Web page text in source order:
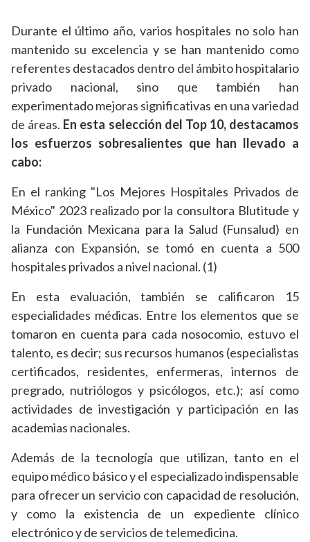
Durante el último año, varios hospitales no solo han
mantenido su excelencia y se han mantenido como
referentes destacados dentro del ámbito hospitalario
privado nacional, sino que también han
experimentado mejoras significativas en una variedad
de áreas. En esta selección del Top 10, destacamos
los esfuerzos sobresalientes que han llevado a
cabo:
En el ranking "Los Mejores Hospitales Privados de
México" 2023 realizado por la consultora Blutitude y
la Fundación Mexicana para la Salud (Funsalud) en
alianza con Expansión, se tomó en cuenta a 500
hospitales privados a nivel nacional. (1)
En esta evaluación, también se calificaron 15
especialidades médicas. Entre los elementos que se
tomaron en cuenta para cada nosocomio, estuvo el
talento, es decir; sus recursos humanos (especialistas
certificados, residentes, enfermeras, internos de
pregrado, nutriólogos y psicólogos, etc.); así como
actividades de investigación y participación en las
academias nacionales.
Además de la tecnología que utilizan, tanto en el
equipo médico básico y el especializado indispensable
para ofrecer un servicio con capacidad de resolución,
y como la existencia de un expediente clínico
electrónico y de servicios de telemedicina.